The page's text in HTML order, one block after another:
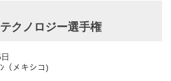
クノロジー選手権
ﾝ（メキシコ)